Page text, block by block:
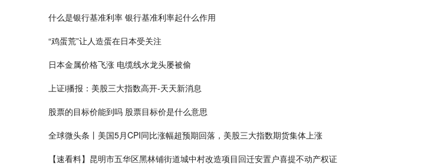
什么是银行基准利率 银行基准利率起什么作用
“鸡蛋荒”让人造蛋在日本受关注
日本金属价格飞涨 电缆线水龙头屡被偷
上证i播报：美股三大指数高开-天天新消息
股票的目标价能到吗 股票目标价是什么意思
全球微头条丨美国5月CPI同比涨幅超预期回落，美股三大指数期货集体上涨
【速看料】昆明市五华区黑林铺街道城中村改造项目回迁安置户喜提不动产权证